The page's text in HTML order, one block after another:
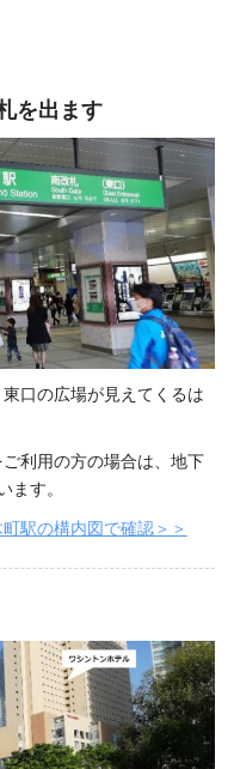
を出ます
口の広場が見えてくるは
利用の方の場合は、地下
ます。
駅の構内図で確認＞＞